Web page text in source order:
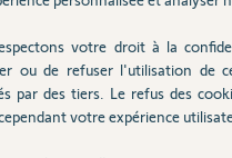
votre droit à la
ou de refuser l'utilisation de
par des tiers. Le refus des
votre expérience